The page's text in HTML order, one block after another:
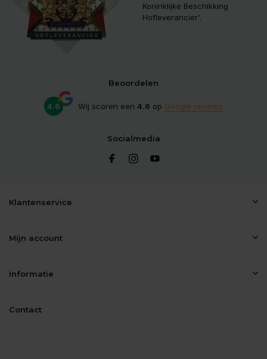
Koninklijke Beschikking
Hofleverancier'.
Beoordelen
4.6 Wij scoren een 4.6 op Google reviews
Socialmedia
Klantenservice
Mijn account
Informatie
Contact